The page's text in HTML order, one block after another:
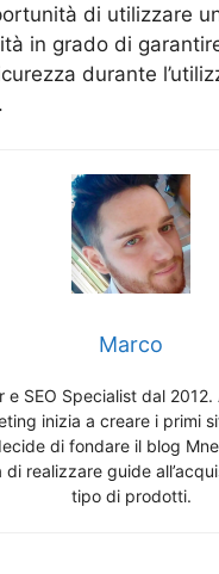
di utilizzare
in grado di
durante
Marco
e SEO Specialist dal
inizia a creare i primi
di fondare il blog
di realizzare guide
tipo di prodotti.